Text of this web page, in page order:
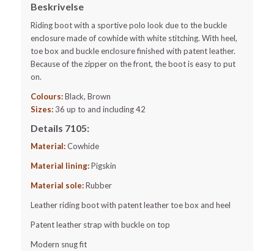
Beskrivelse
Riding boot with a sportive polo look due to the buckle
enclosure made of cowhide with white stitching. With heel,
toe box and buckle enclosure finished with patent leather.
Because of the zipper on the front, the boot is easy to put
on.
Colours:Black, Brown
Sizes:36 up to and including 42
Details 7105:
Material:Cowhide
Material lining:Pigskin
Material sole:Rubber
Leather riding boot with patent leather toe box and heel
Patent leather strap with buckle on top
Modern snug fit